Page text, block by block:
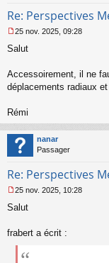
Re: Perspectives
e
s
a
g
n
o
n
l
u
25 nov. 2025, 09:28
Salut
Accessoirement, il ne
déplacements radiaux
Rémi
nanar
Passager
Re: Perspectives
e
s
25 nov. 2025, 10:28
Salut
frabert a écrit :